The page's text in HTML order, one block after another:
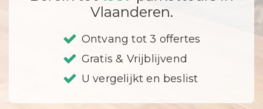
Vlaanderen.
Ontvang tot 3 offertes
Gratis & Vrijblijvend
U vergelijkt en beslist